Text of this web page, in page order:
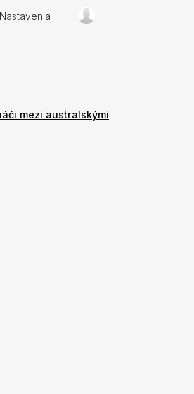
Nastavenia
mezi australskými